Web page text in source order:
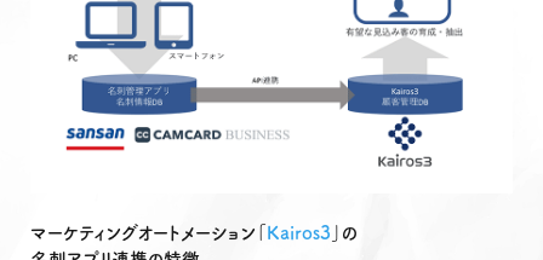
マーケティングオートメーション「 Kairos3 」の